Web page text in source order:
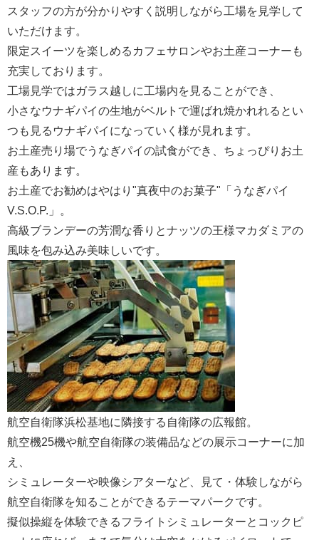
スタッフの方が分かりやすく説明しながら工場を見学して
いただけます。
限定スイーツを楽しめるカフェサロンやお土産コーナーも
充実しております。
工場見学ではガラス越しに工場内を見ることができ、
小さなウナギパイの生地がベルトで運ばれ焼かれれるとい
つも見るウナギパイになっていく様が見れます。
お土産売り場でうなぎパイの試食ができ、ちょっぴりお土
産もあります。
お土産でお勧めはやはり"真夜中のお菓子"「うなぎパイ
V.S.O.P.」。
高級ブランデーの芳潤な香りとナッツの王様マカダミアの
風味を包み込み美味しいです。
航空自衛隊浜松基地に隣接する自衛隊の広報館。
航空機25機や航空自衛隊の装備品などの展示コーナーに加
え、
シミュレーターや映像シアターなど、見て・体験しながら
航空自衛隊を知ることができるテーマパークです。
擬似操縦を体験できるフライトシミュレーターとコックピ